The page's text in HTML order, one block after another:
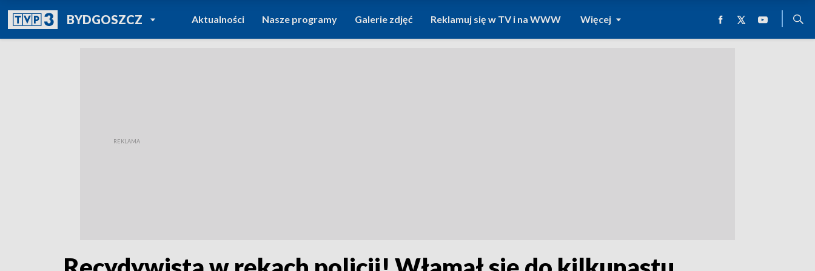
BYDGOSZCZPOWRÓT DO
TVP REGIONY
Aktualności Nasze programy Galerie zdjęć Reklamuj się w TV i na WWW Więcej